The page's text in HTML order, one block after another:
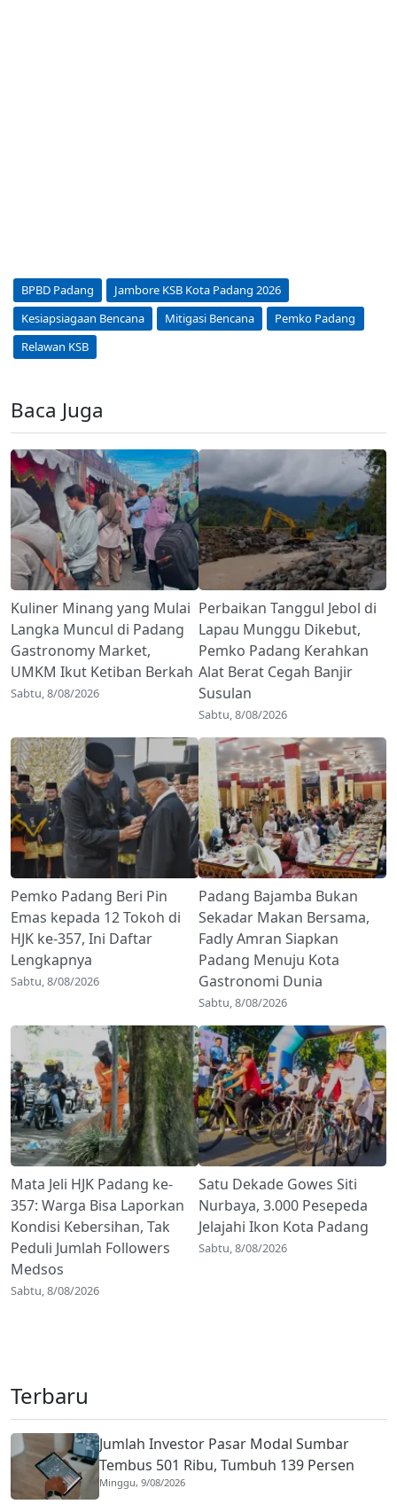
BPBD Padang
Jambore KSB Kota Padang 2026
Kesiapsiagaan Bencana
Mitigasi Bencana
Pemko Padang
Relawan KSB
Baca Juga
Kuliner Minang yang Mulai
Langka Muncul di Padang
Gastronomy Market,
UMKM Ikut Ketiban Berkah
Sabtu, 8/08/2026
Perbaikan Tanggul Jebol di
Lapau Munggu Dikebut,
Pemko Padang Kerahkan
Alat Berat Cegah Banjir
Susulan
Sabtu, 8/08/2026
Pemko Padang Beri Pin
Emas kepada 12 Tokoh di
HJK ke-357, Ini Daftar
Lengkapnya
Sabtu, 8/08/2026
Padang Bajamba Bukan
Sekadar Makan Bersama,
Fadly Amran Siapkan
Padang Menuju Kota
Gastronomi Dunia
Sabtu, 8/08/2026
Mata Jeli HJK Padang ke-
357: Warga Bisa Laporkan
Kondisi Kebersihan, Tak
Peduli Jumlah Followers
Medsos
Sabtu, 8/08/2026
Satu Dekade Gowes Siti
Nurbaya, 3.000 Pesepeda
Jelajahi Ikon Kota Padang
Sabtu, 8/08/2026
Terbaru
Jumlah Investor Pasar Modal Sumbar
Tembus 501 Ribu, Tumbuh 139 Persen
Minggu, 9/08/2026